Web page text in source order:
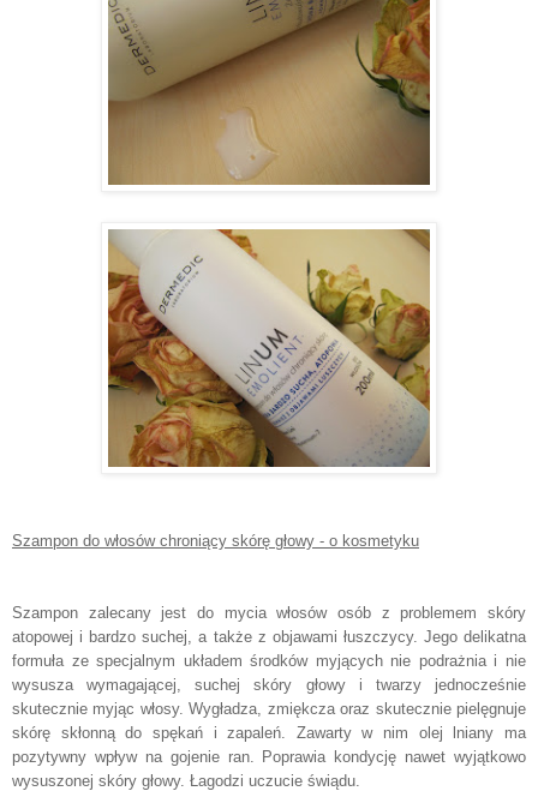
Szampon do włosów chroniący skórę głowy - o kosmetyku
Szampon zalecany jest do mycia włosów osób z problemem skóry
atopowej i bardzo suchej, a także z objawami łuszczycy. Jego delikatna
formuła ze specjalnym układem środków myjących nie podrażnia i nie
wysusza wymagającej, suchej skóry głowy i twarzy jednocześnie
skutecznie myjąc włosy. Wygładza, zmiękcza oraz skutecznie pielęgnuje
skórę skłonną do spękań i zapaleń. Zawarty w nim olej lniany ma
pozytywny wpływ na gojenie ran. Poprawia kondycję nawet wyjątkowo
wysuszonej skóry głowy. Łagodzi uczucie świądu.